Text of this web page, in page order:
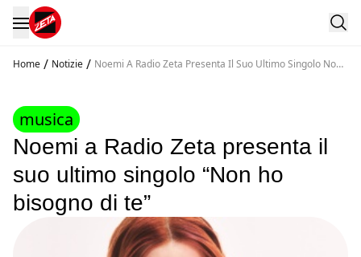
Home / Notizie / Noemi A Radio Zeta Presenta Il Suo Ultimo Singolo Non
musica
Noemi a Radio Zeta presenta il
suo ultimo singolo “Non ho
bisogno di te”